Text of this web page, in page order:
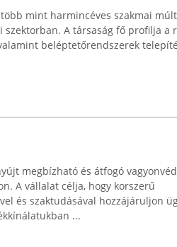
mint harmincéves szakmai
A társaság fő profilja a
beléptetőrendszerek
megbízható és átfogó
A vállalat célja, hogy korszerű
és szaktudásával hozzájáruljon
...